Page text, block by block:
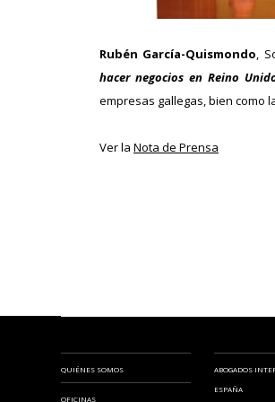
Rubén García-Quismondo,
hacer negocios en Reino
empresas gallegas, bien como
Ver la Nota de Prensa
QUIÉNES SOMOS
OFICINAS
ABOGADOS
ESPAÑA